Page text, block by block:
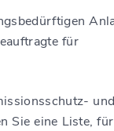
für
Sie eine Liste, für